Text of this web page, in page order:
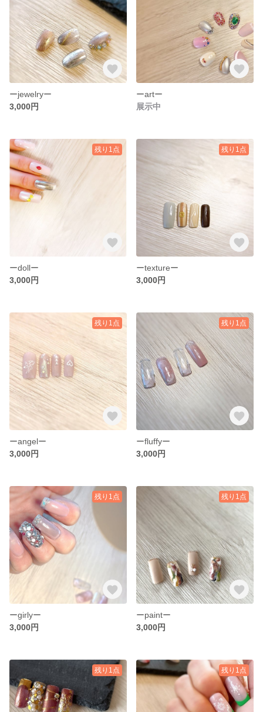
ーjewelryー
3,000円
ーartー
展示中
残り1点
ーdollー
3,000円
残り1点
ーtextureー
3,000円
残り1点
ーangelー
3,000円
残り1点
ーfluffyー
3,000円
残り1点
ーgirlyー
3,000円
残り1点
ーpaintー
3,000円
残り1点 残り1点